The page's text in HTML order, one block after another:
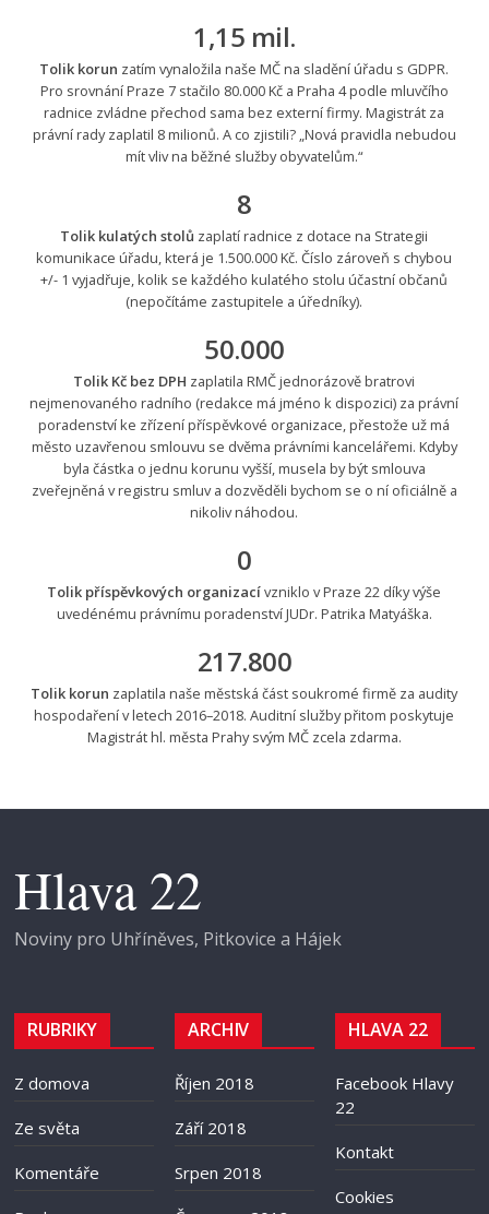
1,15 mil.
Tolik korun zatím vynaložila naše MČ na sladění úřadu s GDPR.
Pro srovnání Praze 7 stačilo 80.000 Kč a Praha 4 podle mluvčího
radnice zvládne přechod sama bez externí firmy. Magistrát za
právní rady zaplatil 8 milionů. A co zjistili? „Nová pravidla nebudou
mít vliv na běžné služby obyvatelům.“
8
Tolik kulatých stolů zaplatí radnice z dotace na Strategii
komunikace úřadu, která je 1.500.000 Kč. Číslo zároveň s chybou
+/- 1 vyjadřuje, kolik se každého kulatého stolu účastní občanů
(nepočítáme zastupitele a úředníky).
50.000
Tolik Kč bez DPH zaplatila RMČ jednorázově bratrovi
nejmenovaného radního (redakce má jméno k dispozici) za právní
poradenství ke zřízení příspěvkové organizace, přestože už má
město uzavřenou smlouvu se dvěma právními kancelářemi. Kdyby
byla částka o jednu korunu vyšší, musela by být smlouva
zveřejněná v registru smluv a dozvěděli bychom se o ní oficiálně a
nikoliv náhodou.
0
Tolik příspěvkových organizacívzniklo v Praze 22 díky výše
uvedénému právnímu poradenství JUDr. Patrika Matyáška.
217.800
Tolik korun zaplatila naše městská část soukromé firmě za audity
hospodaření v letech 2016–2018. Auditní služby přitom poskytuje
Magistrát hl. města Prahy svým MČ zcela zdarma.
Hlava 22
Noviny pro Uhříněves, Pitkovice a Hájek
RUBRIKY
Z domova
Ze světa
Komentáře
ARCHIV
Říjen 2018
Září 2018
Srpen 2018
HLAVA 22
Facebook Hlavy
22
Kontakt
Cookies